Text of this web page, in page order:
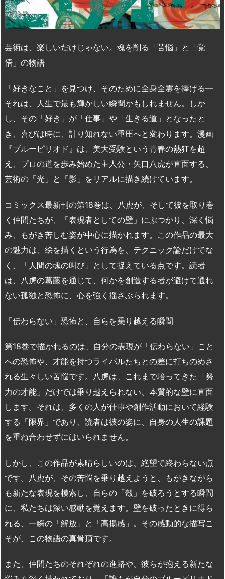
芸術は、楽しいだけじゃない。魂を削る「苦悩」と「覚
悟」の物語
「好きなこと」を見つけ、そのために全身全霊を捧げる—
それは、人生で最も輝かしい瞬間かもしれません。しか
し、その「好き」が「仕事」や「生きる道」となったと
き、喜びは時に、計り知れない重圧へと変わります。漫画
『ブルーピリオド』は、美大受験という青春の熱狂を超
え、プロの道を歩み始めた主人公・矢口八虎が直面する、
芸術の「光」と「影」をリアルに描き続けています。
コミックス最新刊の第18巻は、八虎が、そして彼を取り巻
く仲間たちが、「表現者としての壁」にぶつかり、深く悩
み、もがき苦しむ姿が中心に描かれます。この作品の最大
の魅力は、絵を描くという行為を、テクニック論だけでな
く、「人間の魂の叫び」として捉えている点です。読者
は、八虎の葛藤を通じて、何かを創造する者が避けて通れ
ない孤独と恐怖に、心を強く揺さぶられます。
「伝わらない」恐怖と、自らを乗り越える瞬間
第18巻で描かれるのは、自分の表現が「伝わらない」こと
への恐怖や、才能を持つライバルたちとの差に打ちのめさ
れる生々しい苦悩です。八虎は、これまで培ってきた「努
力の才能」だけでは乗り越えられない、本質的な壁に直面
します。それは、多くの人が仕事や創作活動において経験
する「限界」であり、読者は彼の姿に、自身の人生の課題
を重ね合わせずにはいられません。
しかし、この作品が素晴らしいのは、絶望で終わらない点
です。八虎が、その苦悩を乗り越えようと、もがきながら
も新たな表現を模索し、自らの「殻」を破ろうとする瞬間
に、私たちは深い感動を覚えます。壁を破ったときに得ら
れる、一瞬の「解放」と「高揚感」。その感動的な描写こ
そが、この物語の真骨頂です。
また、仲間たちのそれぞれの進路や、彼らが抱える新たな